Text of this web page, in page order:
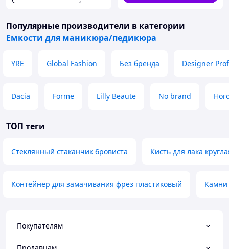
Популярные производители в категории
Емкости для маникюра/педикюра
YRE Global Fashion Без бренда Designer
Dacia Forme Lilly Beaute No brand
ТОП теги
Стеклянный стаканчик бровиста Кисть для лака
Контейнер для замачивания фрез пластиковый Камни
Покупателям